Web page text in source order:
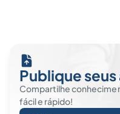
Publique
Compartilhe
fácil e rápido!